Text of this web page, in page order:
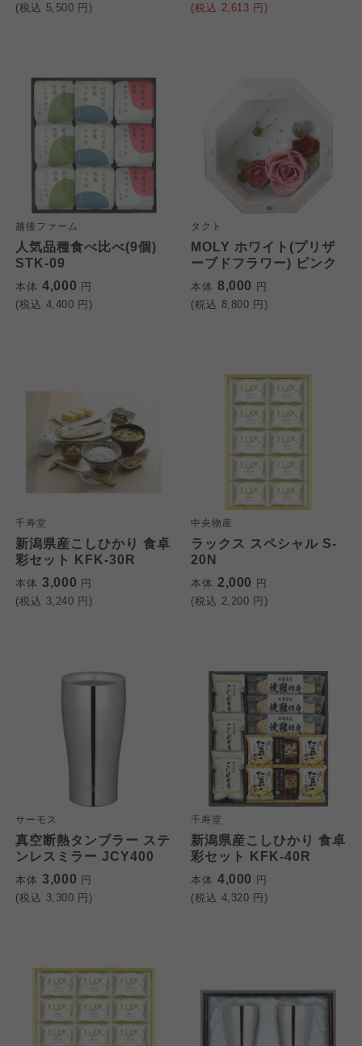
(税込 5,500 円)
(税込 2,613 円)
越後ファーム
人気品種食べ比べ(9個)
STK-09
本体 4,000 円
(税込 4,400 円)
タクト
MOLY ホワイト(プリザ
ーブドフラワー) ピンク
本体 8,000 円
(税込 8,800 円)
千寿堂
新潟県産こしひかり 食卓
彩セット KFK-30R
本体 3,000 円
(税込 3,240 円)
中央物産
ラックス スペシャル S-
20N
本体 2,000 円
(税込 2,200 円)
サーモス
真空断熱タンブラー ステ
ンレスミラー JCY400
本体 3,000 円
(税込 3,300 円)
千寿堂
新潟県産こしひかり 食卓
彩セット KFK-40R
本体 4,000 円
(税込 4,320 円)